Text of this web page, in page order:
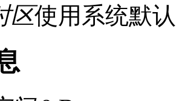
区使用系统默认